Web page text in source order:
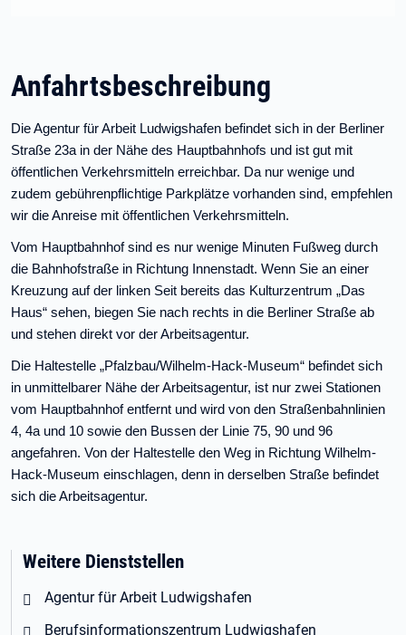
Anfahrtsbeschreibung
Die Agentur für Arbeit Ludwigshafen befindet sich in der Berliner
Straße 23a in der Nähe des Hauptbahnhofs und ist gut mit
öffentlichen Verkehrsmitteln erreichbar. Da nur wenige und
zudem gebührenpflichtige Parkplätze vorhanden sind, empfehlen
wir die Anreise mit öffentlichen Verkehrsmitteln.
Vom Hauptbahnhof sind es nur wenige Minuten Fußweg durch
die Bahnhofstraße in Richtung Innenstadt. Wenn Sie an einer
Kreuzung auf der linken Seit bereits das Kulturzentrum „Das
Haus“ sehen, biegen Sie nach rechts in die Berliner Straße ab
und stehen direkt vor der Arbeitsagentur.
Die Haltestelle „Pfalzbau/Wilhelm-Hack-Museum“ befindet sich
in unmittelbarer Nähe der Arbeitsagentur, ist nur zwei Stationen
vom Hauptbahnhof entfernt und wird von den Straßenbahnlinien
4, 4a und 10 sowie den Bussen der Linie 75, 90 und 96
angefahren. Von der Haltestelle den Weg in Richtung Wilhelm-
Hack-Museum einschlagen, denn in derselben Straße befindet
sich die Arbeitsagentur.
Weitere Dienststellen
Agentur für Arbeit Ludwigshafen
Berufsinformationszentrum Ludwigshafen